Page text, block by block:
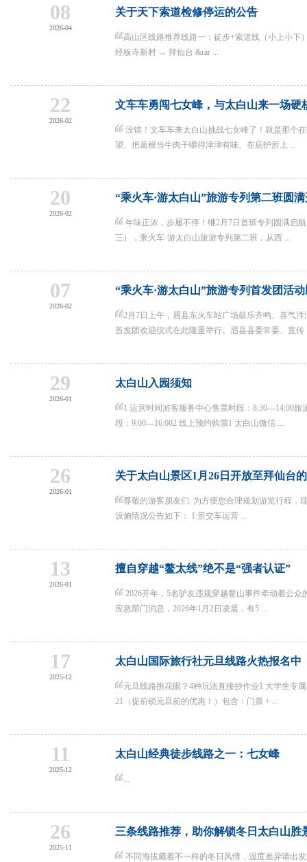
08
2026-04
关于天下索道检修停运的公告
高山区线路推荐线路一：徒步+索道线（小上小
经板寺新村 → 拜仙台 &rar ...
22
2026-02
文车车勇闯七女峰，与太白山来一场硬
没错！文车车来太白山挑战七女峰了！就是那个
望、把葛根当牛肉干嚼得津津有味、在庇护所上 ...
20
2026-02
“乘火车·游太白山”旅游专列第二班圆
年味正浓，步履不停！继2月7日首班专列圆满启
三），乘火车·游太白山旅游专列第二班，从西 ...
07
2026-02
“乘火车·游太白山”旅游专列首发团活
2月7日上午，眉县东火车站广场鼓乐齐鸣、喜气
首发团欢迎仪式在此隆重举行。眉县县委常委、宣传
29
2026-01
太白山入园须知
1 运营时间游客服务中心售票时段：8:30---14:00
段：9:00---16:002 线上预约购票1 太白山微信 ...
26
2026-01
关于太白山景区1月26日开放至拜仙台
尊敬的游客朋友们: 为方便您合理规划游览行程，
设施情况公告如下： 1 景交车运营 ...
13
2026-01
擅自穿越“鳌太线”绝不是“强者认证”
2026开年，5名驴友违规穿越鳌山事件牵动着公
应急部门消息，2026年1月2日凌晨，有5 ...
17
2025-12
太白山国际旅行社元旦线路火热报名中
元旦线路挑花眼？4种玩法直接抄作业1 大学生专
21（提前锁元旦前的优惠！）包含：门票 + ...
11
2025-12
太白山经典徒步线路之一：七女峰
...
26
2025-11
三条线路推荐，助你解锁冬日太白山胜
不同海拔藏着不一样的冬日风情，温度差异请出